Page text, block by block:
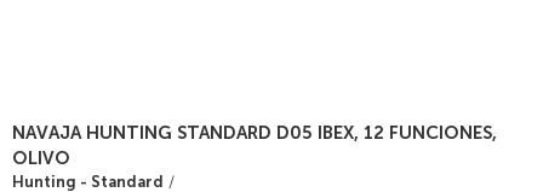
NAVAJA HUNTING STANDARD D05 IBEX, 12 FUNCIONES,
OLIVO
Hunting - Standard /